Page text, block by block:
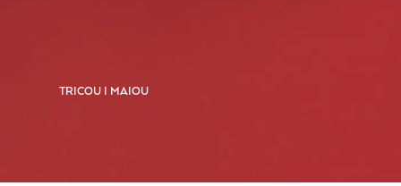
TRICOU I MAIOU